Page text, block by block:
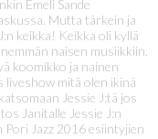
Emeli Sande
Mutta tärkein ja
keikka! Keikka oli kyllä
naisen musiikkiin.
koomikko ja nainen
liveshow mitä olen ikinä
Jessie J:tä jos
Janitalle Jessie J:n
Jazz 2016 esiintyjien